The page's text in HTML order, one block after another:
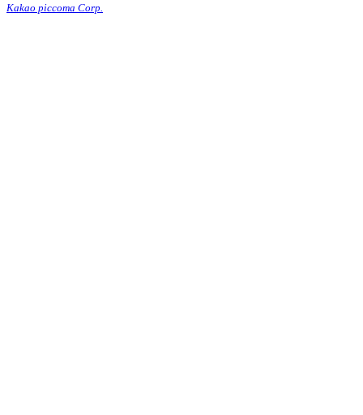
Kakao piccoma Corp.